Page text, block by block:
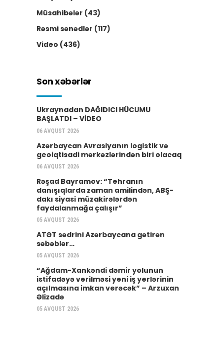
Müsahibələr (43)
Rəsmi sənədlər (117)
Video (436)
Son xəbərlər
Ukraynadan DAĞIDICI HÜCUMU
BAŞLATDI – VİDEO
06 AVQUST 2026
Azərbaycan Avrasiyanın logistik və
geoiqtisadi mərkəzlərindən biri olacaq
06 AVQUST 2026
Rəşad Bayramov: “Tehranın
danışıqlarda zaman amilindən, ABŞ-
dakı siyasi müzakirələrdən
faydalanmağa çalışır”
05 AVQUST 2026
ATƏT sədrini Azərbaycana gətirən
səbəblər…
05 AVQUST 2026
“Ağdam-Xankəndi dəmir yolunun
istifadəyə verilməsi yeni iş yerlərinin
açılmasına imkan verəcək” – Arzuxan
Əlizadə
05 AVQUST 2026